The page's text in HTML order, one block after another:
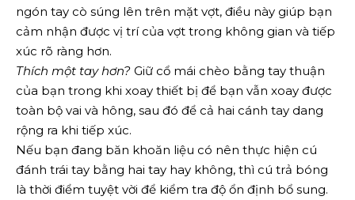
ngón tay cò súng lên trên mặt vợt, điều này giúp bạn
cảm nhận được vị trí của vợt trong không gian và tiếp
xúc rõ ràng hơn.
Thích một tay hơn? Giữ cổ mái chèo bằng tay thuận
của bạn trong khi xoay thiết bị để bạn vẫn xoay được
toàn bộ vai và hông, sau đó để cả hai cánh tay dang
rộng ra khi tiếp xúc.
Nếu bạn đang băn khoăn liệu có nên thực hiện cú
đánh trái tay bằng hai tay hay không, thì cú trả bóng
là thời điểm tuyệt vời để kiểm tra độ ổn định bổ sung.